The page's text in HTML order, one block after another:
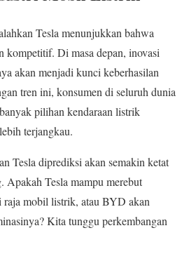
Tesla menunjukkan bahwa
kompetitif. Di masa depan, inovasi
akan menjadi kunci keberhasilan
tren ini, konsumen di seluruh dunia
pilihan kendaraan listrik
terjangkau.
Tesla diprediksi akan semakin ketat
Apakah Tesla mampu merebut
raja mobil listrik, atau BYD akan
Kita tunggu perkembangan